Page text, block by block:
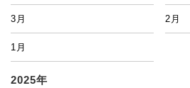
3月 2月
1月
2025年